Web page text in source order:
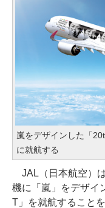
嵐をデザインした「
に就航する
JAL（日本航空）
機に「嵐」をデザイ
T」を就航することを